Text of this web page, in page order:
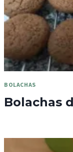
BOLACHAS
Bolachas